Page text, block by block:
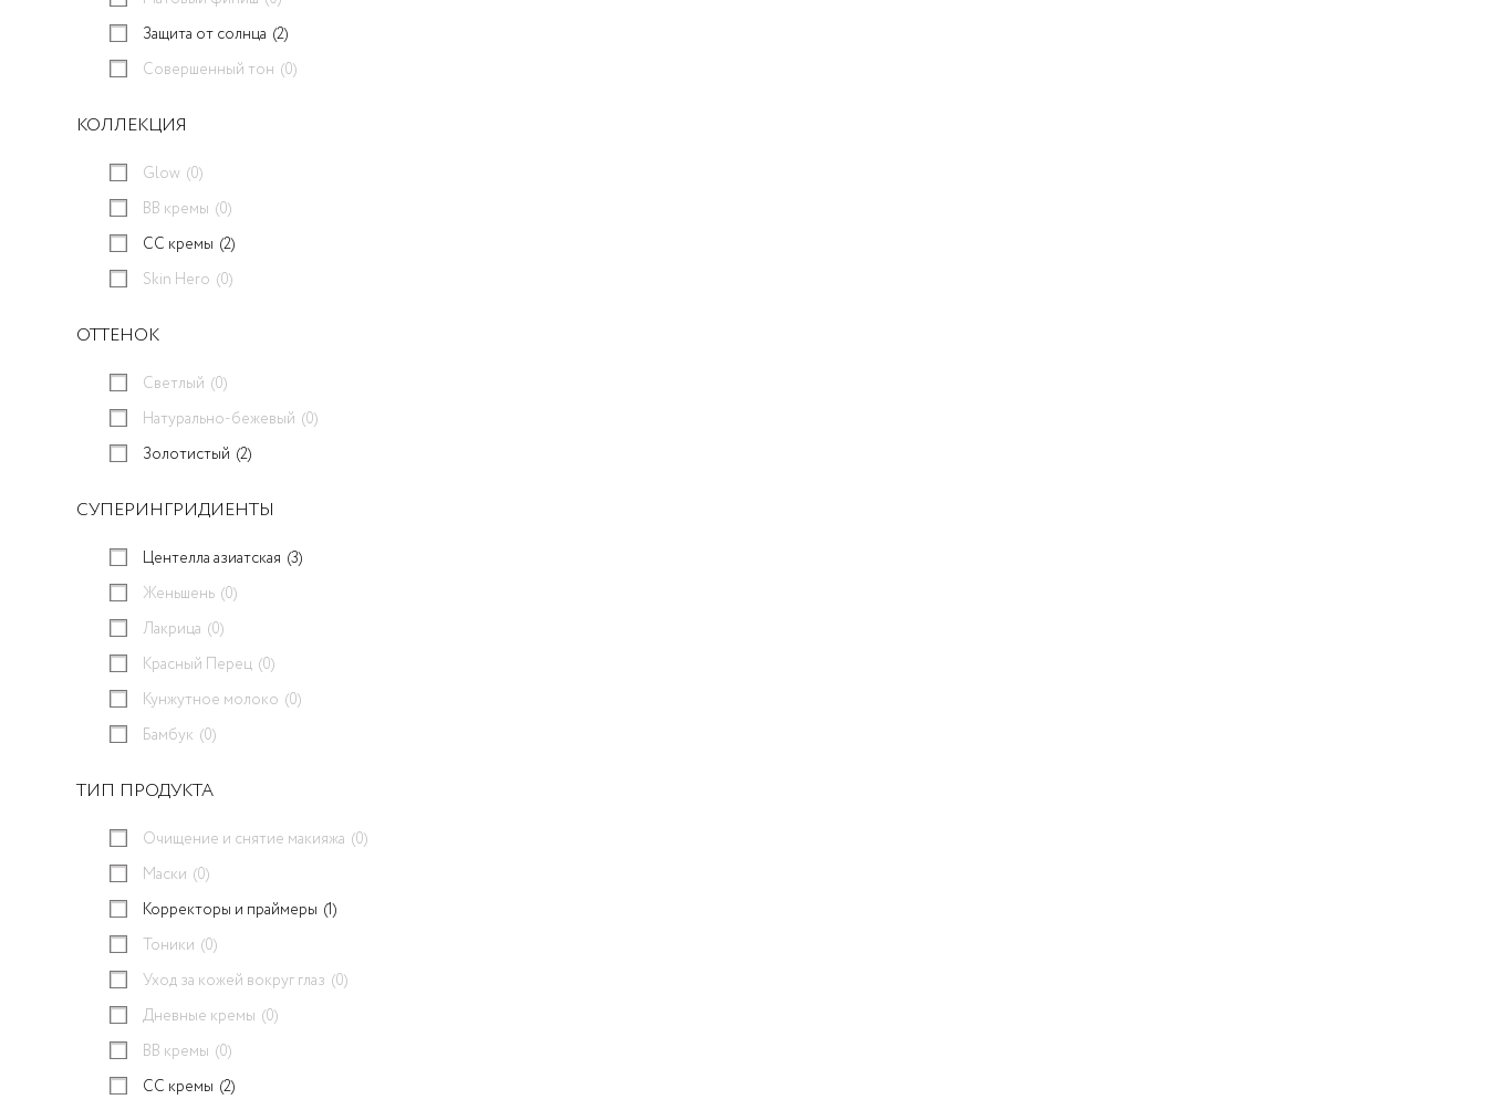
Защита от солнца (2)
Совершенный тон (0)
КОЛЛЕКЦИЯ
Glow (0)
BB кремы (0)
CC кремы (2)
Skin Hero (0)
ОТТЕНОК
Светлый (0)
Натурально-бежевый (0)
Золотистый (2)
СУПЕРИНГРИДИЕНТЫ
Центелла азиатская (3)
Женьшень (0)
Лакрица (0)
Красный Перец (0)
Кунжутное молоко (0)
Бамбук (0)
ТИП ПРОДУКТА
Очищение и снятие макияжа (0)
Маски (0)
Корректоры и праймеры (1)
Тоники (0)
Уход за кожей вокруг глаз (0)
Дневные кремы (0)
BB кремы (0)
CC кремы (2)